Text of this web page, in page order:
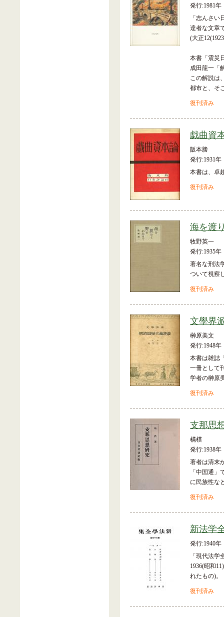
発行:1981年
「志んさ
達者な文章
(大正
本書「震災
成田龍一「
この解説は
都市と、そ
復刊済み
戯曲資
阪本勝
発行:1931年
本書は、卓
復刊済み
海を渡
牧野英一
発行:1935年
著名な刑法
ついて視察
復刊済み
文學界
榊原美文
発行:1948年
本書は雑誌
一冊として
学者の榊原
復刊済み
支那思
橘樸
発行:1938年
著者は清末
「中国通
に民族性な
復刊済み
新法学
発行:1940年
「現代法
1936(昭和
れたもの)。
復刊済み